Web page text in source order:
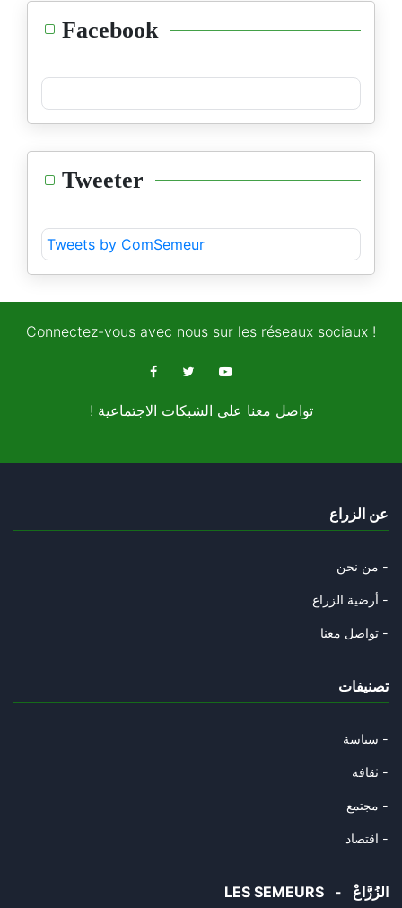
Facebook
Tweeter
Tweets by ComSemeur
Connectez-vous avec nous sur les réseaux sociaux !
! تواصل معنا على الشبكات الاجتماعية
عن الزراع
من نحن -
أرضية الزراع -
تواصل معنا -
تصنيفات
سياسة -
ثقافة -
مجتمع -
اقتصاد -
LES SEMEURS - الزُرَّاعْ